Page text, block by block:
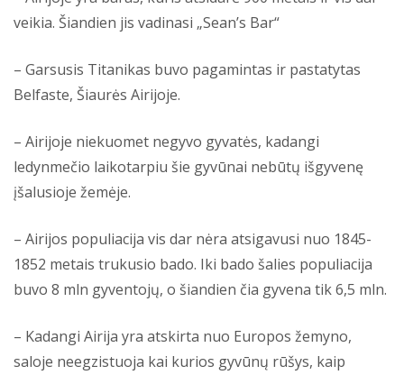
veikia. Šiandien jis vadinasi „Sean’s Bar“
– Garsusis Titanikas buvo pagamintas ir pastatytas
Belfaste, Šiaurės Airijoje.
– Airijoje niekuomet negyvo gyvatės, kadangi
ledynmečio laikotarpiu šie gyvūnai nebūtų išgyvenę
įšalusioje žemėje.
– Airijos populiacija vis dar nėra atsigavusi nuo 1845-
1852 metais trukusio bado. Iki bado šalies populiacija
buvo 8 mln gyventojų, o šiandien čia gyvena tik 6,5 mln.
– Kadangi Airija yra atskirta nuo Europos žemyno,
saloje neegzistuoja kai kurios gyvūnų rūšys, kaip